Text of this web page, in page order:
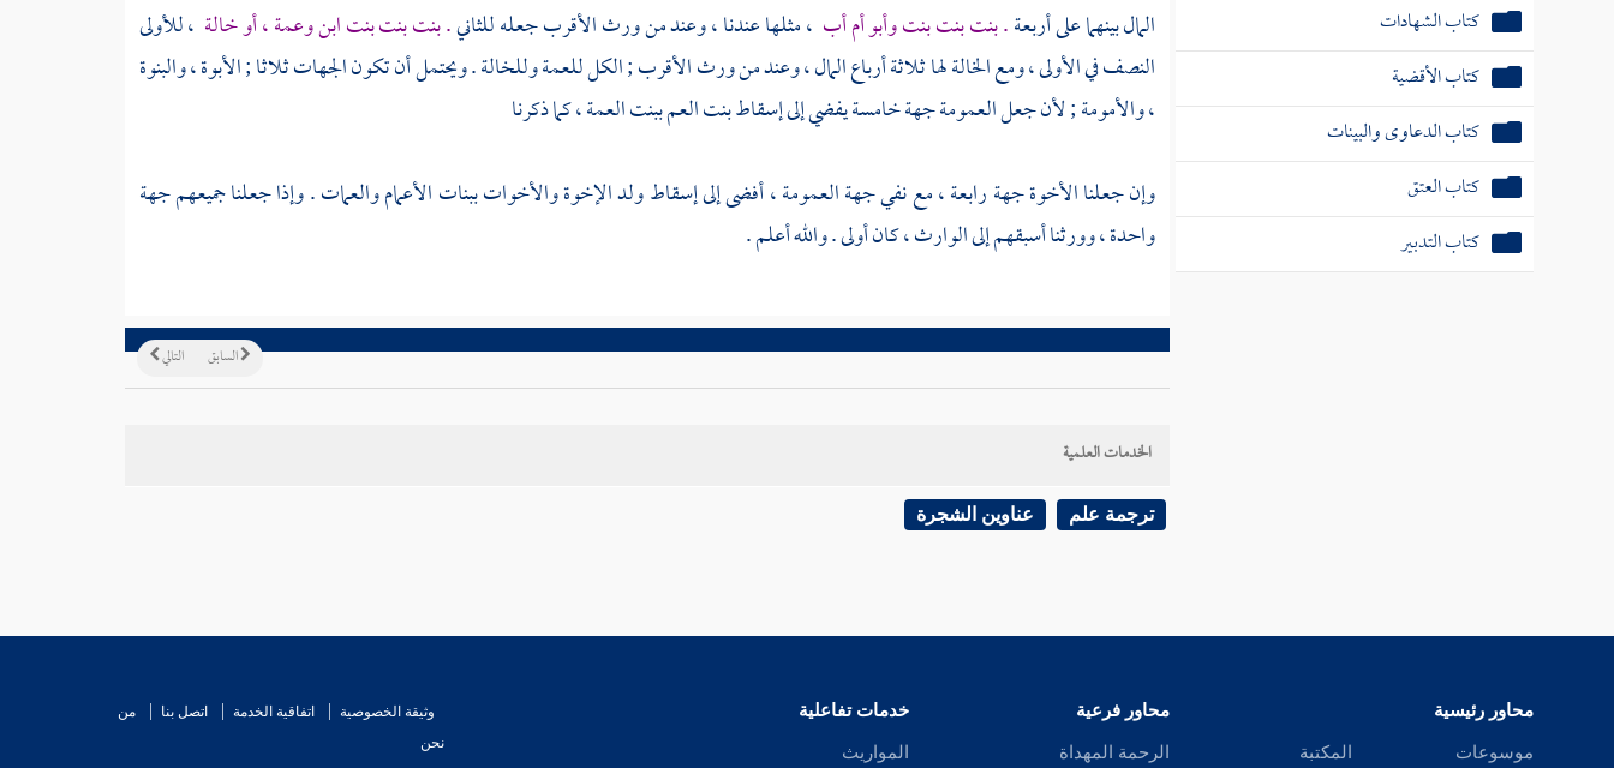
كتاب الدعاوى والبينات
كتاب العتق
كتاب التدبير
كتاب المكاتب
كتاب عتق أمهات الأولاد
المال بينهما على أربعة. بنت بنت بنت وأبو أم أب ، مثلها عندنا ، وعند من ورث الأقرب جعله للثاني. بنت بنت بنت ابن وعمة ، أو خالة ، للأولى
النصف في الأولى ، ومع الخالة لها ثلاثة أرباع المال ، وعند من ورث الأقرب ; الكل للعمة وللخالة . ويحتمل أن تكون الجهات ثلاثا ; الأبوة ، والبنوة
، والأمومة ; لأن جعل العمومة جهة خامسة يفضي إلى إسقاط بنت العم ببنت العمة ، كما ذكرنا
وإن جعلنا الأخوة جهة رابعة ، مع نفي جهة العمومة ، أفضى إلى إسقاط ولد الإخوة والأخوات ببنات الأعمام والعمات . وإذا جعلنا جميعهم جهة
واحدة ، وورثنا أسبقهم إلى الوارث ، كان أولى . والله أعلم .
التالي السابق
الخدمات العلمية
ترجمة علم عناوين الشجرة
محاور رئيسية
موسوعات المكتبة
محاور فرعية
الرحمة المهداة
خدمات تفاعلية
المواريث
وثيقة الخصوصية اتفاقية الخدمة اتصل بنا
من
نحن